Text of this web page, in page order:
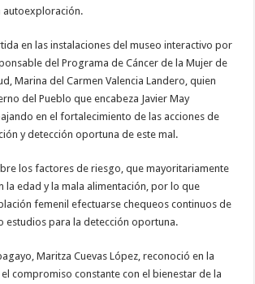
autoexploración.
en las instalaciones del museo interactivo por
del Programa de Cáncer de la Mujer de
Marina del Carmen Valencia Landero, quien
del Pueblo que encabeza Javier May
en el fortalecimiento de las acciones de
y detección oportuna de este mal.
los factores de riesgo, que mayoritariamente
la edad y la mala alimentación, por lo que
femenil efectuarse chequeos continuos de
estudios para la detección oportuna.
Maritza Cuevas López, reconoció en la
compromiso constante con el bienestar de la